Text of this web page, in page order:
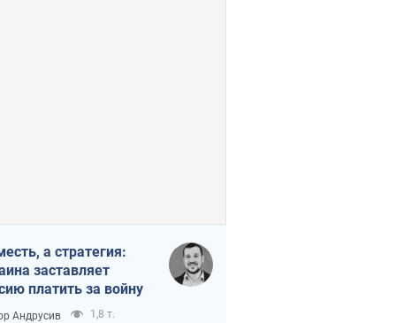
а стратегия:
заставляет
платить за войну
Андрусив 1,8 т.